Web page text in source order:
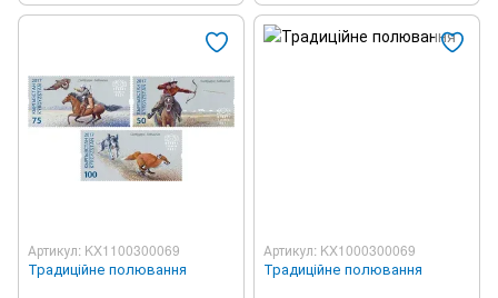
Артикул: KX1100300069
Традиційне полювання
Артикул: KX1000300069
Традиційне полювання